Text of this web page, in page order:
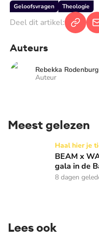
Geloofsvragen Theologie
Deel dit artikel:
Auteurs
Rebekka Rodenburg
Auteur
Meest gelezen
BEAM x WAY: Kom
Haal hier je
BEAM x
gala in de
8 dagen
Lees ook